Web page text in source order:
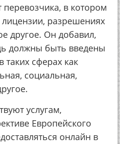
перевозчика, в котором
разрешениях
другое. Он добавил,
должны быть введены
таких сферах как
социальная,
услугам,
Европейского
онлайн в